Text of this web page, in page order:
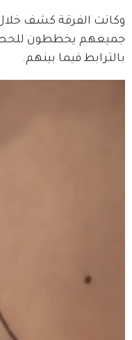
جميعهم يخططون
بالترابط فيما بينهم.